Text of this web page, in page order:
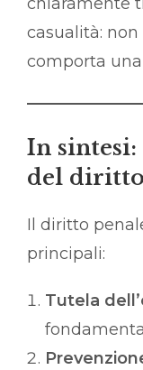
casualità:
comporta
In
del diritto
Il diritto
principali:
Tutela